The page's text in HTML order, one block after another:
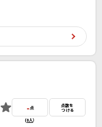
- 点
(0人）
点数を
つける